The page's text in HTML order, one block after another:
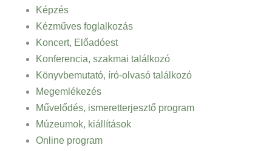
Képzés
Kézműves foglalkozás
Koncert, Előadóest
Konferencia, szakmai találkozó
Könyvbemutató, író-olvasó találkozó
Megemlékezés
Művelődés, ismeretterjesztő program
Múzeumok, kiállítások
Online program